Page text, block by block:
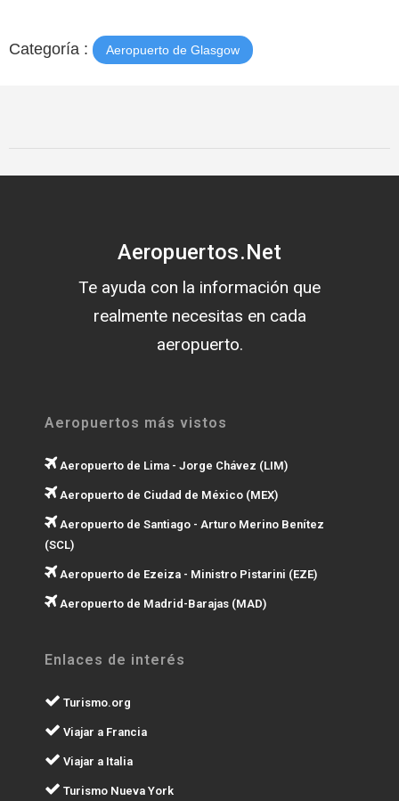
Categoría : Aeropuerto de Glasgow
Aeropuertos.Net
Te ayuda con la información que
realmente necesitas en cada
aeropuerto.
Aeropuertos más vistos
Aeropuerto de Lima - Jorge Chávez (LIM)
Aeropuerto de Ciudad de México (MEX)
Aeropuerto de Santiago - Arturo Merino Benítez
(SCL)
Aeropuerto de Ezeiza - Ministro Pistarini (EZE)
Aeropuerto de Madrid-Barajas (MAD)
Enlaces de interés
Turismo.org
Viajar a Francia
Viajar a Italia
Turismo Nueva York